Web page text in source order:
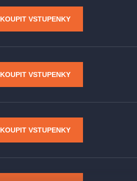
KOUPIT VSTUPENKY
KOUPIT VSTUPENKY
KOUPIT VSTUPENKY